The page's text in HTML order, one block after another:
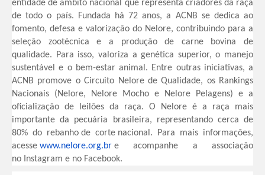
entidade de âmbito nacional que representa criadores da raça
de todo o país. Fundada há 72 anos, a ACNB se dedica ao
fomento, defesa e valorização do Nelore, contribuindo para a
seleção zootécnica e a produção de carne bovina de
qualidade. Para isso, valoriza a genética superior, o manejo
sustentável e o bem-estar animal. Entre outras iniciativas, a
ACNB promove o Circuito Nelore de Qualidade, os Rankings
Nacionais (Nelore, Nelore Mocho e Nelore Pelagens) e a
oficialização de leilões da raça. O Nelore é a raça mais
importante da pecuária brasileira, representando cerca de
80% do rebanho de corte nacional. Para mais informações,
acesse www.nelore.org.br e acompanhe a associação
no Instagram e no Facebook.